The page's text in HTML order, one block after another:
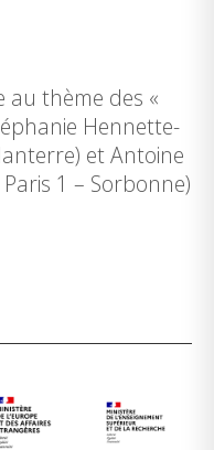
au thème des «
Hennette-
et Antoine
1 – Sorbonne)